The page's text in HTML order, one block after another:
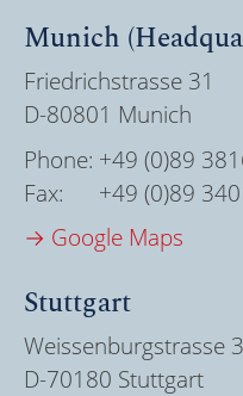
Munich
Friedrichstrasse 31
D-80801 Munich
Phone: +49 (0)89
Fax:
+49 (0)89
→ Google Maps
Stuttgart
Weissenburgstrasse
D-70180 Stuttgart